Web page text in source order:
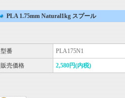
PLA 1.75mm Natural1kg スプール
型番 PLA175N1
販売価格 2,580円(内税)